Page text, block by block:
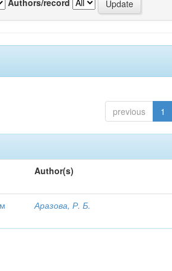
previous 1
Author(s)
Аразова, Р. Б.